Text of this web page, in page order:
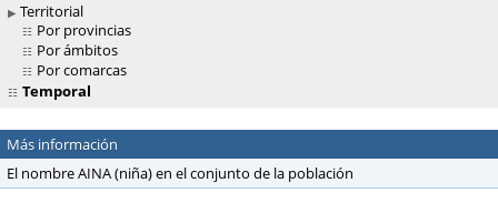
Territorial
Por provincias
Por ámbitos
Por comarcas
Temporal
Más información
El nombre AINA (niña) en el conjunto de la población